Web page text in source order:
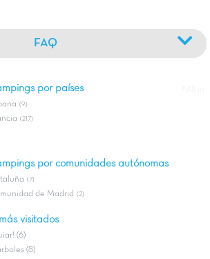
FAQ
por países
(9)
(217)
por comunidades autónomas
(7)
de Madrid (2)
visitados
(6)
(8)